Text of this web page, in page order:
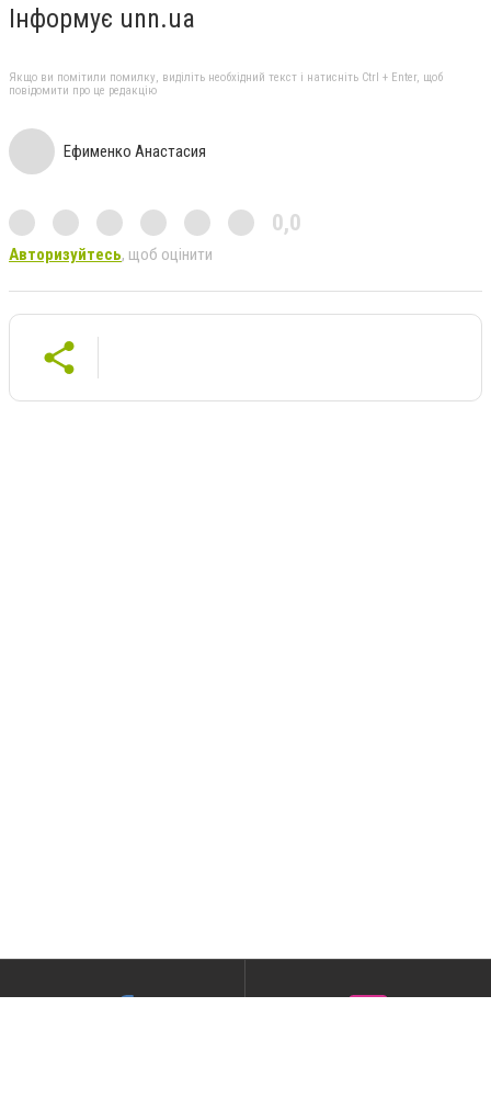
Інформує unn.ua
Якщо ви помітили помилку, виділіть необхідний текст і натисніть Ctrl + Enter, щоб
повідомити про це редакцію
Ефименко Анастасия
0,0
Авторизуйтесь, щоб оцінити